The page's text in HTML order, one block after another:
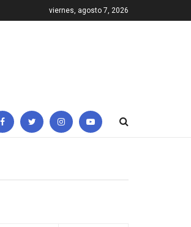
viernes, agosto 7, 2026